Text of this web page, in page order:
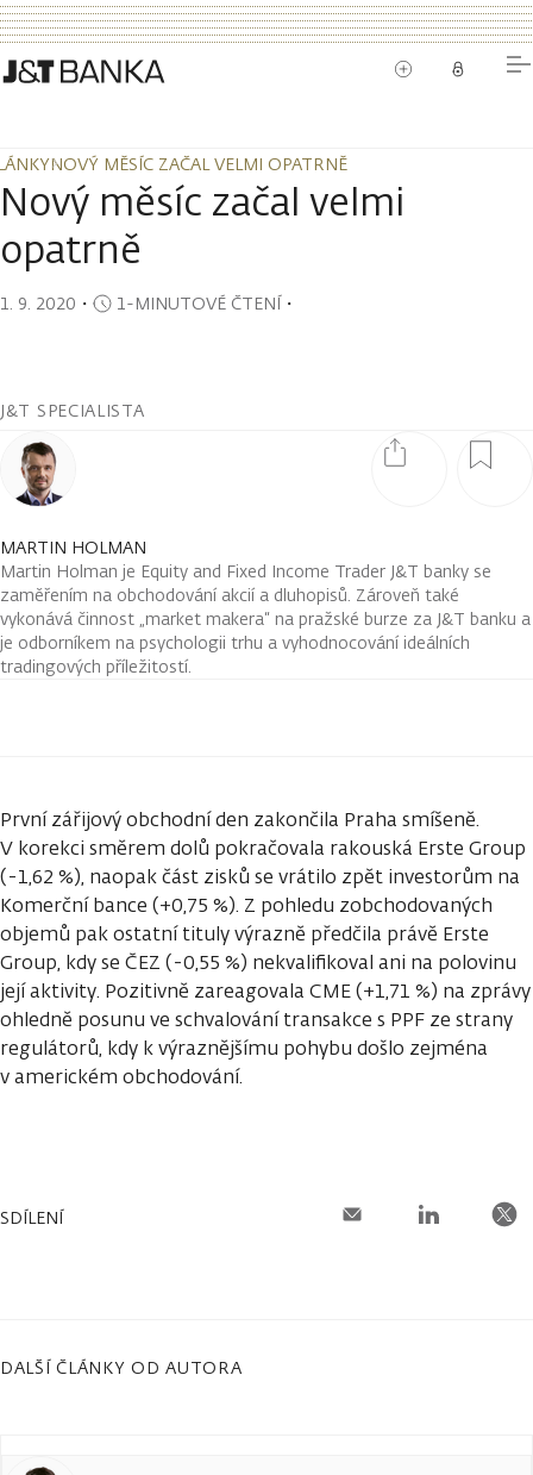
NOVÝ MĚSÍC ZAČAL VELMI OPATRNĚ
NOVÝ MĚSÍC ZAČAL VELMI OPATRNĚ
Nový měsíc začal velmi
opatrně
1. 9. 2020 ・ 1-MINUTOVÉ ČTENÍ・
J&T SPECIALISTA
MARTIN HOLMAN
Martin Holman je Equity and Fixed Income Trader J&T banky se
zaměřením na obchodování akcií a dluhopisů. Zároveň také
vykonává činnost „market makera“ na pražské burze za J&T banku a
je odborníkem na psychologii trhu a vyhodnocování ideálních
tradingových příležitostí.
První zářijový obchodní den zakončila Praha smíšeně.
V korekci směrem dolů pokračovala rakouská Erste Group
(-1,62 %), naopak část zisků se vrátilo zpět investorům na
Komerční bance (+0,75 %). Z pohledu zobchodovaných
objemů pak ostatní tituly výrazně předčila právě Erste
Group, kdy se ČEZ (-0,55 %) nekvalifikoval ani na polovinu
její aktivity. Pozitivně zareagovala CME (+1,71 %) na zprávy
ohledně posunu ve schvalování transakce s PPF ze strany
regulátorů, kdy k výraznějšímu pohybu došlo zejména
v americkém obchodování.
SDÍLENÍ
DALŠÍ ČLÁNKY OD AUTORA